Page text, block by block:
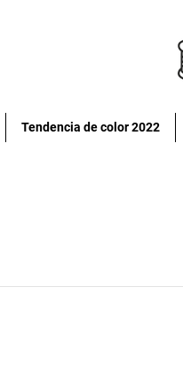
Tendencia de color 2022